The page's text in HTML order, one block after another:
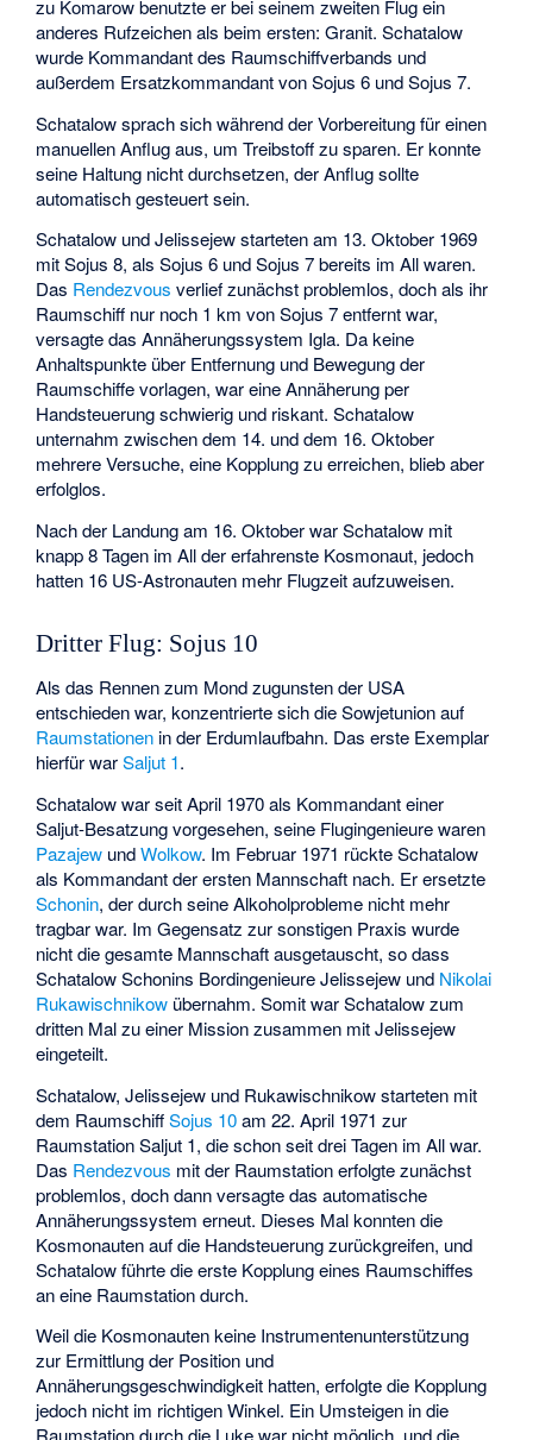
zu Komarow benutzte er bei seinem zweiten Flug ein
anderes Rufzeichen als beim ersten: Granit. Schatalow
wurde Kommandant des Raumschiffverbands und
außerdem Ersatzkommandant von Sojus 6 und Sojus 7.
Schatalow sprach sich während der Vorbereitung für einen
manuellen Anflug aus, um Treibstoff zu sparen. Er konnte
seine Haltung nicht durchsetzen, der Anflug sollte
automatisch gesteuert sein.
Schatalow und Jelissejew starteten am 13. Oktober 1969
mit Sojus 8, als Sojus 6 und Sojus 7 bereits im All waren.
Das Rendezvous verlief zunächst problemlos, doch als ihr
Raumschiff nur noch 1 km von Sojus 7 entfernt war,
versagte das Annäherungssystem Igla. Da keine
Anhaltspunkte über Entfernung und Bewegung der
Raumschiffe vorlagen, war eine Annäherung per
Handsteuerung schwierig und riskant. Schatalow
unternahm zwischen dem 14. und dem 16. Oktober
mehrere Versuche, eine Kopplung zu erreichen, blieb aber
erfolglos.
Nach der Landung am 16. Oktober war Schatalow mit
knapp 8 Tagen im All der erfahrenste Kosmonaut, jedoch
hatten 16 US-Astronauten mehr Flugzeit aufzuweisen.
Dritter Flug: Sojus 10
Als das Rennen zum Mond zugunsten der USA
entschieden war, konzentrierte sich die Sowjetunion auf
Raumstationen in der Erdumlaufbahn. Das erste Exemplar
hierfür warSaljut 1.
Schatalow war seit April 1970 als Kommandant einer
Saljut-Besatzung vorgesehen, seine Flugingenieure waren
Pazajew undWolkow. Im Februar 1971 rückte Schatalow
als Kommandant der ersten Mannschaft nach. Er ersetzte
Schonin, der durch seine Alkoholprobleme nicht mehr
tragbar war. Im Gegensatz zur sonstigen Praxis wurde
nicht die gesamte Mannschaft ausgetauscht, so dass
Schatalow Schonins Bordingenieure Jelissejew und Nikolai
Rukawischnikow übernahm. Somit war Schatalow zum
dritten Mal zu einer Mission zusammen mit Jelissejew
eingeteilt.
Schatalow, Jelissejew und Rukawischnikow starteten mit
dem RaumschiffSojus 10am 22. April 1971 zur
Raumstation Saljut 1, die schon seit drei Tagen im All war.
Das Rendezvous mit der Raumstation erfolgte zunächst
problemlos, doch dann versagte das automatische
Annäherungssystem erneut. Dieses Mal konnten die
Kosmonauten auf die Handsteuerung zurückgreifen, und
Schatalow führte die erste Kopplung eines Raumschiffes
an eine Raumstation durch.
Weil die Kosmonauten keine Instrumentenunterstützung
zur Ermittlung der Position und
Annäherungsgeschwindigkeit hatten, erfolgte die Kopplung
jedoch nicht im richtigen Winkel. Ein Umsteigen in die